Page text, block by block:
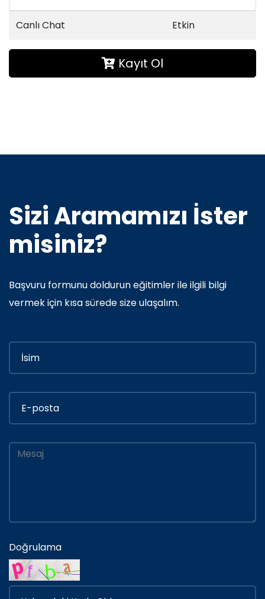
Canlı Chat Etkin
Kayıt Ol
Sizi Aramamızı İster
misiniz?
Başvuru formunu doldurun eğitimler ile ilgili bilgi
vermek için kısa sürede size ulaşalım.
Doğrulama